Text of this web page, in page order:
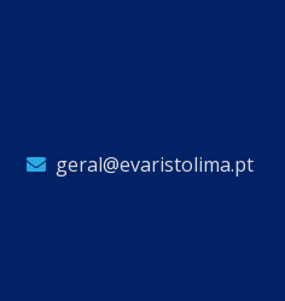
geral@evaristolima.pt